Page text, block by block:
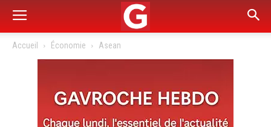
Accueil Économie Asean